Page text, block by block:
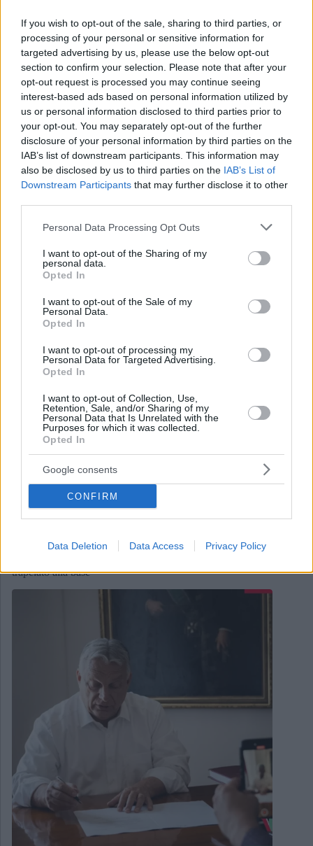
If you wish to opt-out of the sale, sharing to third parties, or
processing of your personal or sensitive information for
targeted advertising by us, please use the below opt-out
section to confirm your selection. Please note that after your
opt-out request is processed you may continue seeing
interest-based ads based on personal information utilized by
us or personal information disclosed to third parties prior to
your opt-out. You may separately opt-out of the further
disclosure of your personal information by third parties on the
IAB’s list of downstream participants. This information may
also be disclosed by us to third parties on the IAB’s List of
Downstream Participants that may further disclose it to other
Please note that this website/app uses one or more Google
not limited to your visit or usage behaviour. You may click to
grant or deny consent to Google and its third-party tags to
use your data for below specified purposes in below Google
consent section.
Personal Data Processing Opt Outs
I want to opt-out of the Sharing of my
personal data.
Opted In
I want to opt-out of the Sale of my
Personal Data.
Opted In
I want to opt-out of processing my
Personal Data for Targeted Advertising.
Opted In
I want to opt-out of Collection, Use,
Retention, Sale, and/or Sharing of my
Personal Data that Is Unrelated with the
Purposes for which it was collected.
Opted In
Google consents
CONFIRM
Data Deletion Data Access Privacy Policy
Il procuratore capo dell’Ungheria: Troveremo un modo per
Orbán parla di una “sconfitta simile a un terremoto”, dice
trapelato alla base